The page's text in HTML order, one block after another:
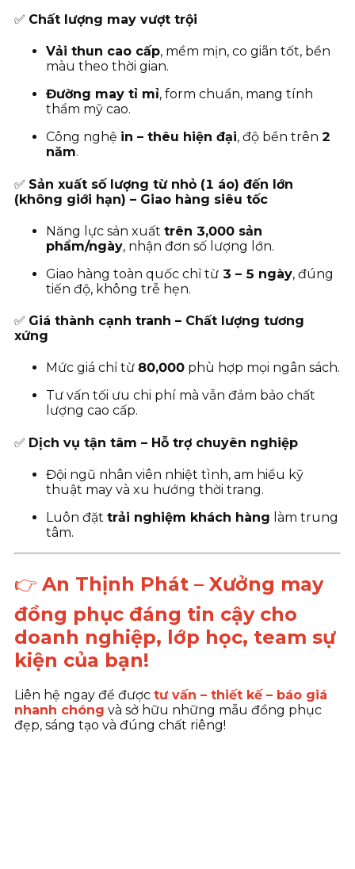
✅ Chất lượng may vượt trội
Vải thun cao cấp, mềm mịn, co giãn tốt, bền
màu theo thời gian.
Đường may tỉ mỉ, form chuẩn, mang tính
thẩm mỹ cao.
Công nghệ in – thêu hiện đại, độ bền trên 2
năm.
✅ Sản xuất số lượng từ nhỏ (1 áo) đến lớn
(không giới hạn) – Giao hàng siêu tốc
Năng lực sản xuất trên 3,000 sản
phẩm/ngày, nhận đơn số lượng lớn.
Giao hàng toàn quốc chỉ từ 3 – 5 ngày, đúng
tiến độ, không trễ hẹn.
✅ Giá thành cạnh tranh – Chất lượng tương
xứng
Mức giá chỉ từ 80,000 phù hợp mọi ngân sách.
Tư vấn tối ưu chi phí mà vẫn đảm bảo chất
lượng cao cấp.
✅ Dịch vụ tận tâm – Hỗ trợ chuyên nghiệp
Đội ngũ nhân viên nhiệt tình, am hiểu kỹ
thuật may và xu hướng thời trang.
Luôn đặt trải nghiệm khách hàng làm trung
tâm.
👉 An Thịnh Phát – Xưởng may
đồng phục đáng tin cậy cho
doanh nghiệp, lớp học, team sự
kiện của bạn!
Liên hệ ngay để được tư vấn – thiết kế – báo giá
nhanh chóng và sở hữu những mẫu đồng phục
đẹp, sáng tạo và đúng chất riêng!